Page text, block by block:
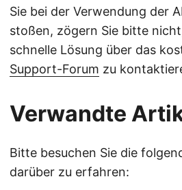
Sie bei der Verwendung der
stoßen, zögern Sie bitte
schnelle Lösung über das
Support-Forum zu
Verwandte
Bitte besuchen Sie die
darüber zu erfahren: